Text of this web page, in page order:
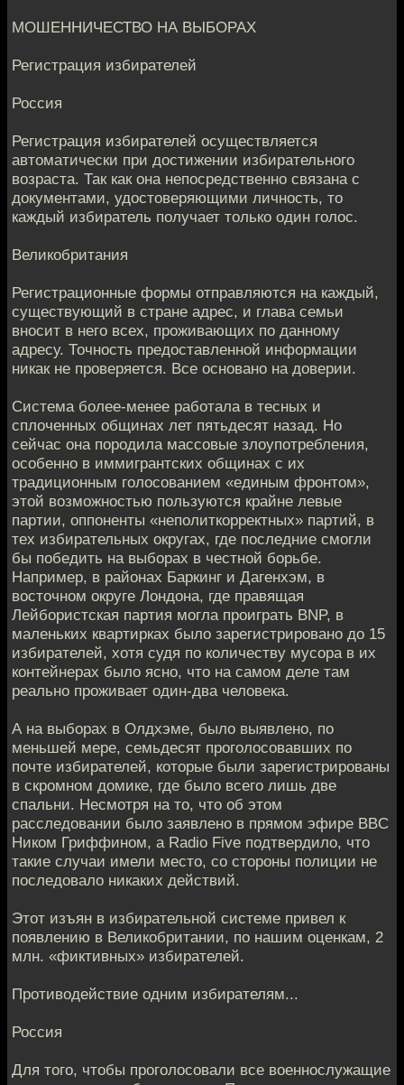
МОШЕННИЧЕСТВО НА ВЫБОРАХ
Регистрация избирателей
Россия
Регистрация избирателей осуществляется
автоматически при достижении избирательного
возраста. Так как она непосредственно связана с
документами, удостоверяющими личность, то
каждый избиратель получает только один голос.
Великобритания
Регистрационные формы отправляются на каждый,
существующий в стране адрес, и глава семьи
вносит в него всех, проживающих по данному
адресу. Точность предоставленной информации
никак не проверяется. Все основано на доверии.
Система более-менее работала в тесных и
сплоченных общинах лет пятьдесят назад. Но
сейчас она породила массовые злоупотребления,
особенно в иммигрантских общинах с их
традиционным голосованием «единым фронтом»,
этой возможностью пользуются крайне левые
партии, оппоненты «неполиткорректных» партий, в
тех избирательных округах, где последние смогли
бы победить на выборах в честной борьбе.
Например, в районах Баркинг и Дагенхэм, в
восточном округе Лондона, где правящая
Лейбористская партия могла проиграть BNP, в
маленьких квартирках было зарегистрировано до 15
избирателей, хотя судя по количеству мусора в их
контейнерах было ясно, что на самом деле там
реально проживает один-два человека.
А на выборах в Олдхэме, было выявлено, по
меньшей мере, семьдесят проголосовавших по
почте избирателей, которые были зарегистрированы
в скромном домике, где было всего лишь две
спальни. Несмотря на то, что об этом
расследовании было заявлено в прямом эфире BBC
Ником Гриффином, а Radio Five подтвердило, что
такие случаи имели место, со стороны полиции не
последовало никаких действий.
Этот изъян в избирательной системе привел к
появлению в Великобритании, по нашим оценкам, 2
млн. «фиктивных» избирателей.
Противодействие одним избирателям...
Россия
Для того, чтобы проголосовали все военнослужащие